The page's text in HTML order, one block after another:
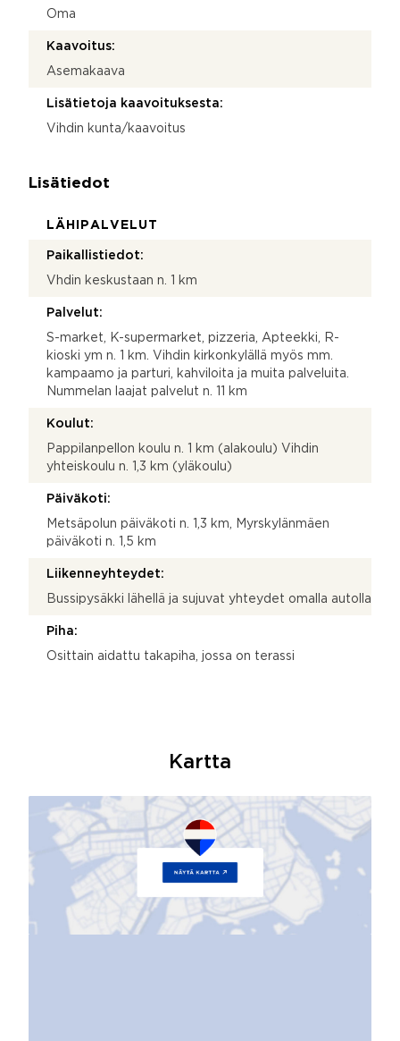
Oma
Kaavoitus:
Asemakaava
Lisätietoja kaavoituksesta:
Vihdin kunta/kaavoitus
Lisätiedot
LÄHIPALVELUT
Paikallistiedot:
Vhdin keskustaan n. 1 km
Palvelut:
S-market, K-supermarket, pizzeria, Apteekki, R-
kioski ym n. 1 km. Vihdin kirkonkylällä myös mm.
kampaamo ja parturi, kahviloita ja muita palveluita.
Nummelan laajat palvelut n. 11 km
Koulut:
Pappilanpellon koulu n. 1 km (alakoulu) Vihdin
yhteiskoulu n. 1,3 km (yläkoulu)
Päiväkoti:
Metsäpolun päiväkoti n. 1,3 km, Myrskylänmäen
päiväkoti n. 1,5 km
Liikenneyhteydet:
Bussipysäkki lähellä ja sujuvat yhteydet omalla autolla
Piha:
Osittain aidattu takapiha, jossa on terassi
Kartta